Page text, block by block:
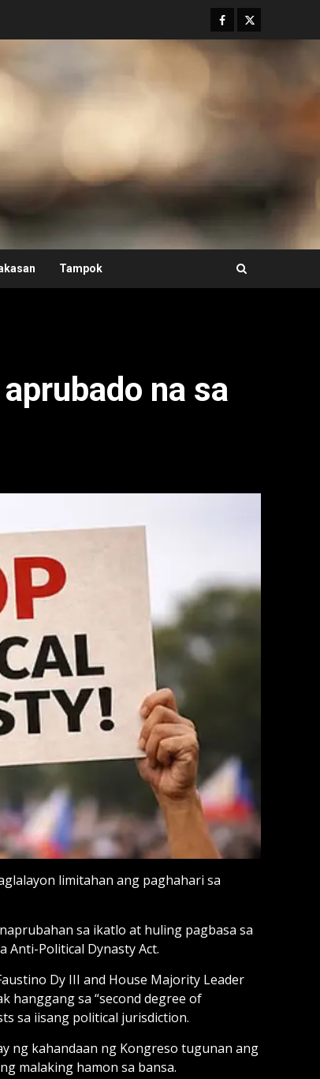
Facebook
Twitter
Tampok
na sa
limitahan ang paghahari sa
sa ikatlo at huling pagbasa sa
Anti-Political Dynasty Act.
Dy III and House Majority Leader
hanggang sa “second degree of
sa iisang political jurisdiction.
ng kahandaan ng Kongreso tugunan ang
malaking hamon sa bansa.